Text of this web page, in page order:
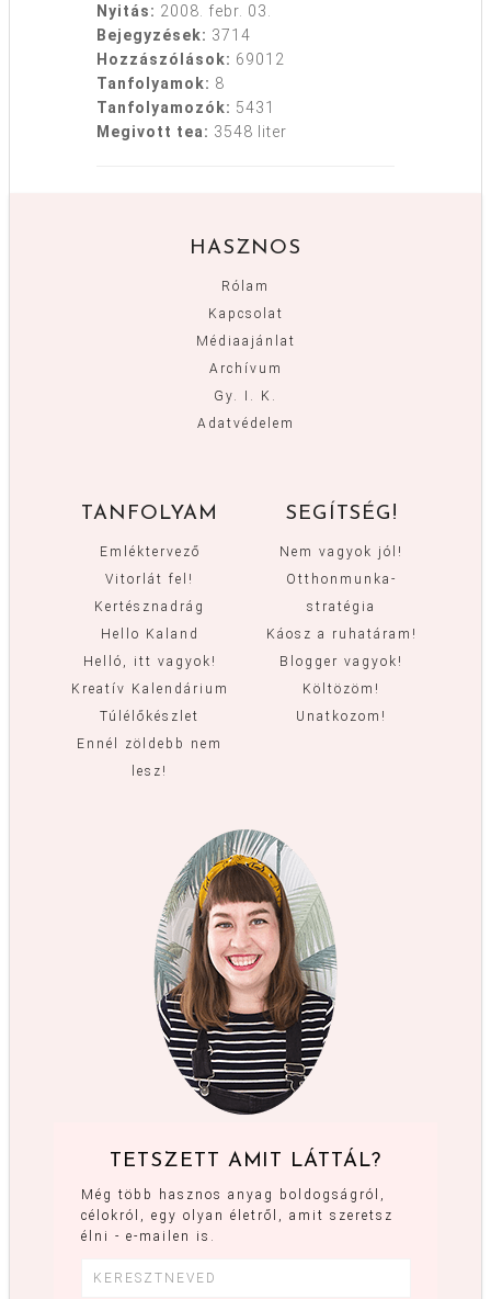
Nyitás: 2008. febr. 03.
Bejegyzések: 3714
Hozzászólások: 69012
Tanfolyamok: 8
Tanfolyamozók: 5431
Megivott tea: 3548 liter
HASZNOS
Rólam
Kapcsolat
Médiaajánlat
Archívum
Gy. I. K.
Adatvédelem
TANFOLYAM
Emléktervező
Vitorlát fel!
Kertésznadrág
Hello Kaland
Helló, itt vagyok!
Kreatív Kalendárium
Túlélőkészlet
Ennél zöldebb nem
lesz!
SEGÍTSÉG!
Nem vagyok jól!
Otthonmunka-
stratégia
Káosz a ruhatáram!
Blogger vagyok!
Költözöm!
Unatkozom!
TETSZETT AMIT LÁTTÁL?
Még több hasznos anyag boldogságról,
célokról, egy olyan életről, amit szeretsz
élni - e-mailen is.